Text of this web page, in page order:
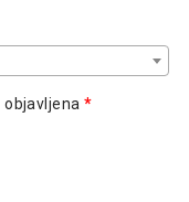
objavljena *